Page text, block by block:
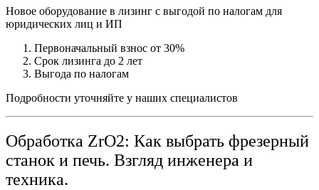
Новое оборудование в лизинг с выгодой по налогам для
юридических лиц и ИП
Первоначальный взнос от 30%
Срок лизинга до 2 лет
Выгода по налогам
Подробности уточняйте у наших специалистов
Обработка ZrO2: Как выбрать фрезерный
станок и печь. Взгляд инженера и
техника.